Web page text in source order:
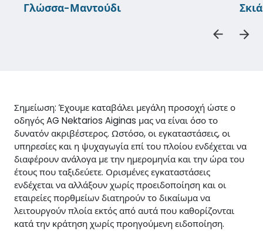
Γλώσσα-Μαντούδι
Σημείωση: Έχουμε καταβάλει μεγάλη προσοχή ώστε ο
οδηγός AG Nektarios Aiginas μας να είναι όσο το
δυνατόν ακριβέστερος. Ωστόσο, οι εγκαταστάσεις, οι
υπηρεσίες και η ψυχαγωγία επί του πλοίου ενδέχεται να
διαφέρουν ανάλογα με την ημερομηνία και την ώρα του
έτους που ταξιδεύετε. Ορισμένες εγκαταστάσεις
ενδέχεται να αλλάξουν χωρίς προειδοποίηση και οι
εταιρείες πορθμείων διατηρούν το δικαίωμα να
λειτουργούν πλοία εκτός από αυτά που καθορίζονται
κατά την κράτηση χωρίς προηγούμενη ειδοποίηση.